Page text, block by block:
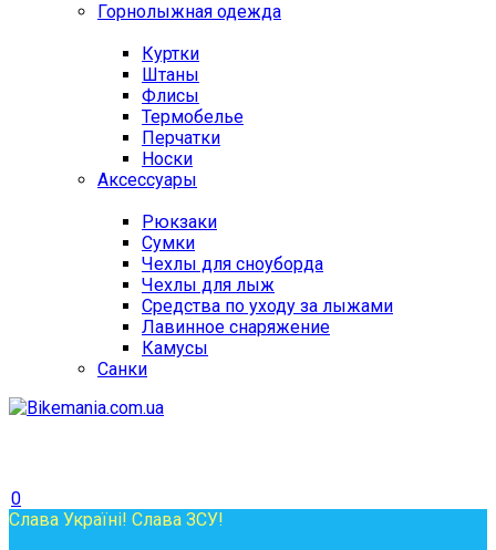
Горнолыжная одежда
Куртки
Штаны
Флисы
Термобелье
Перчатки
Носки
Аксессуары
Рюкзаки
Сумки
Чехлы для сноуборда
Чехлы для лыж
Средства по уходу за лыжами
Лавинное снаряжение
Камусы
Санки
0
Слава Україні! Слава ЗСУ!